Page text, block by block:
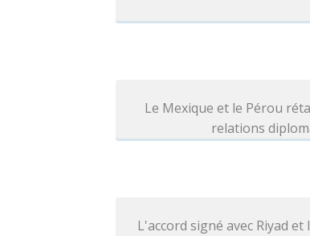
Le Mexique et le Pérou
relations
L'accord signé avec Riyad et